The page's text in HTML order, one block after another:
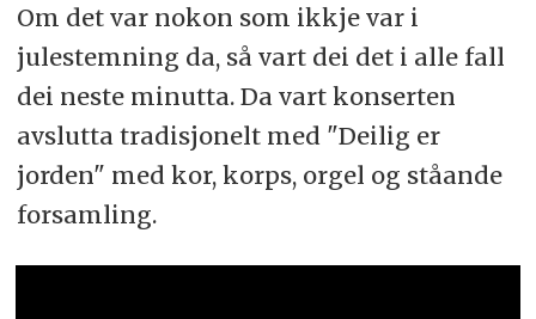
Om det var nokon som ikkje var i
julestemning da, så vart dei det i alle fall
dei neste minutta. Da vart konserten
avslutta tradisjonelt med "Deilig er
jorden" med kor, korps, orgel og ståande
forsamling.